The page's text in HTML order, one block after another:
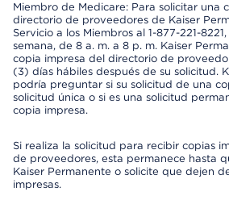
Miembro de Medicare: Para solicitar una
directorio de proveedores de Kaiser
Servicio a los Miembros al 1-877-221-
semana, de 8 a. m. a 8 p. m. Kaiser
copia impresa del directorio de
(3) días hábiles después de su solicitud.
podría preguntar si su solicitud de una
solicitud única o si es una solicitud
copia impresa.
Si realiza la solicitud para recibir copias
de proveedores, esta permanece hasta
Kaiser Permanente o solicite que dejen
impresas.